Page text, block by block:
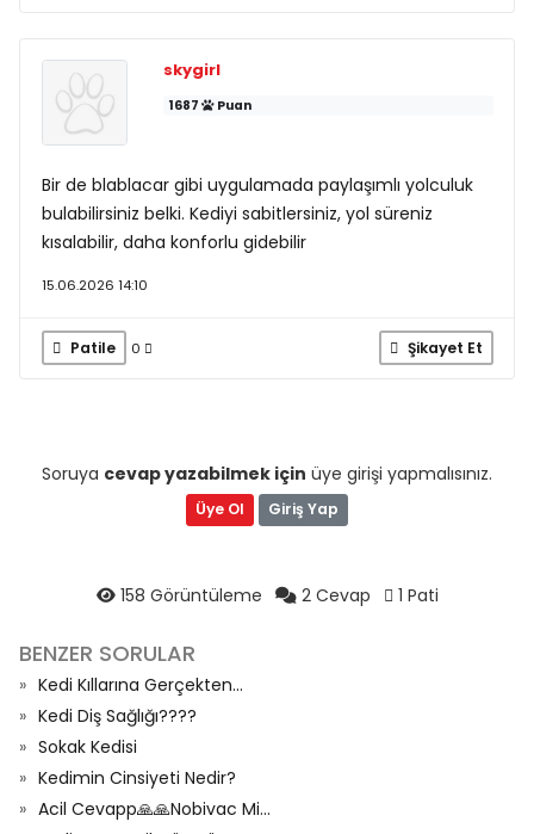
skygirl
1687 Puan
Bir de blablacar gibi uygulamada paylaşımlı yolculuk
bulabilirsiniz belki. Kediyi sabitlersiniz, yol süreniz
kısalabilir, daha konforlu gidebilir
15.06.2026 14:10
Patile 0 Şikayet Et
Soruya cevap yazabilmek için üye girişi yapmalısınız.
Üye Ol Giriş Yap
158 Görüntüleme 2 Cevap 1 Pati
BENZER SORULAR
Kedi Kıllarına Gerçekten...
Kedi Diş Sağlığı????
Sokak Kedisi
Kedimin Cinsiyeti Nedir?
Acil Cevapp🙏🙏Nobivac Mi...